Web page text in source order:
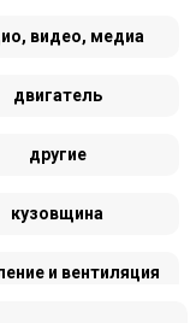
видео, медиа
двигатель
другие
кузовщина
и вентиляция